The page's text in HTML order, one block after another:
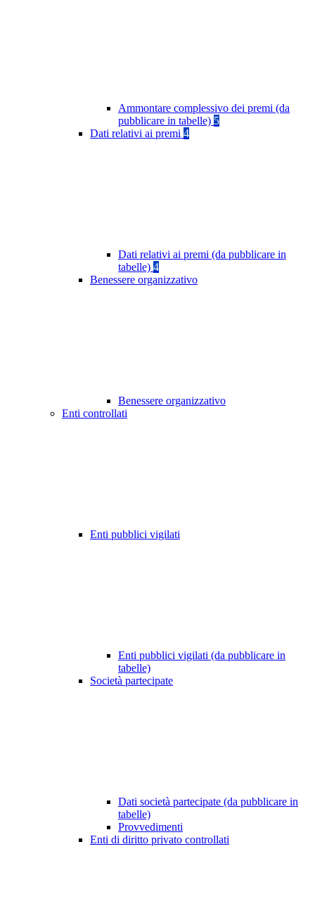
Ammontare complessivo dei premi (da
pubblicare in tabelle) 5
Dati relativi ai premi 4
Dati relativi ai premi (da pubblicare in
tabelle) 4
Benessere organizzativo
Benessere organizzativo
Enti controllati
Enti pubblici vigilati
Enti pubblici vigilati (da pubblicare in
tabelle)
Società partecipate
Dati società partecipate (da pubblicare in
tabelle)
Provvedimenti
Enti di diritto privato controllati